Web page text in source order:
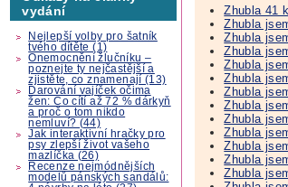
vydání
Nejlepší volby pro šatník
tvého dítěte (1)
Onemocnění žlučníku –
poznejte ty nejčastější a
zjistěte, co znamenají (13)
Darování vajíček očima
žen: Co cítí až 72 % dárkyň
a proč o tom nikdo
nemluví? (44)
Jak interaktivní hračky pro
psy zlepší život vašeho
mazlíčka (26)
Recenze nejmódnějších
modelů pánských sandálů:
Zhubla 41
Zhubla
Zhubla
Zhubla
Zhubla
Zhubla
Zhubla
Zhubla
Zhubla
Zhubla
Zhubla
Zhubla
Zhubla